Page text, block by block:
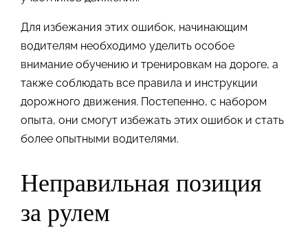
Для избежания этих ошибок, начинающим
водителям необходимо уделить особое
внимание обучению и тренировкам на дороге, а
также соблюдать все правила и инструкции
дорожного движения. Постепенно, с набором
опыта, они смогут избежать этих ошибок и стать
более опытными водителями.
Неправильная позиция
за рулем